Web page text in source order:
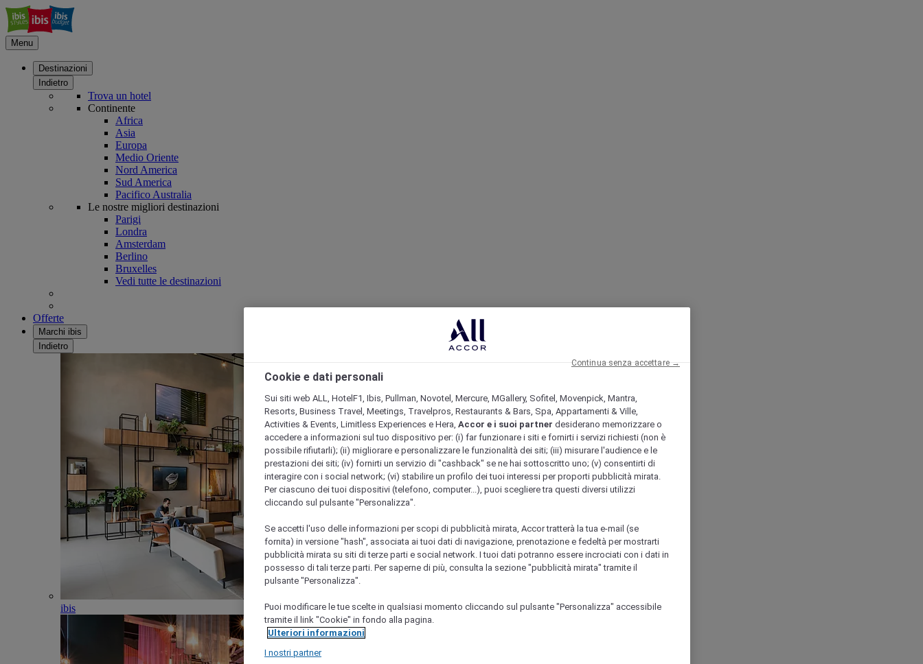
Menu
Destinazioni
Indietro
Trova un hotel
Continente
Africa
Asia
Europa
Medio Oriente
Nord America
Sud America
Pacifico Australia
Le nostre migliori destinazioni
Parigi
Londra
Amsterdam
Berlino
Bruxelles
Vedi tutte le destinazioni
Offerte
Marchi ibis
Indietro
ibis
Cookie e dati personali
Sui siti web ALL, HotelF1, Ibis, Pullman, Novotel, Mercure, MGallery, Sofitel, Movenpick, Mantra,
Resorts, Business Travel, Meetings, Travelpros, Restaurants & Bars, Spa, Appartamenti & Ville,
Activities & Events, Limitless Experiences e Hera, Accor e i suoi partner desiderano memorizzare o
accedere a informazioni sul tuo dispositivo per: (i) far funzionare i siti e fornirti i servizi richiesti (non è
possibile rifiutarli); (ii) migliorare e personalizzare le funzionalità dei siti; (iii) misurare l'audience e le
prestazioni dei siti; (iv) fornirti un servizio di "cashback" se ne hai sottoscritto uno; (v) consentirti di
interagire con i social network; (vi) stabilire un profilo dei tuoi interessi per proporti pubblicità mirata.
Per ciascuno dei tuoi dispositivi (telefono, computer...), puoi scegliere tra questi diversi utilizzi
cliccando sul pulsante "Personalizza".
Se accetti l'uso delle informazioni per scopi di pubblicità mirata, Accor tratterà la tua e-mail (se
fornita) in versione "hash", associata ai tuoi dati di navigazione, prenotazione e fedeltà per mostrarti
pubblicità mirata su siti di terze parti e social network. I tuoi dati potranno essere incrociati con i dati in
possesso di tali terze parti. Per saperne di più, consulta la sezione "pubblicità mirata" tramite il
pulsante "Personalizza".
Puoi modificare le tue scelte in qualsiasi momento cliccando sul pulsante "Personalizza" accessibile
tramite il link "Cookie" in fondo alla pagina.
Ulteriori informazioni
I nostri partner
Continua senza accettare →